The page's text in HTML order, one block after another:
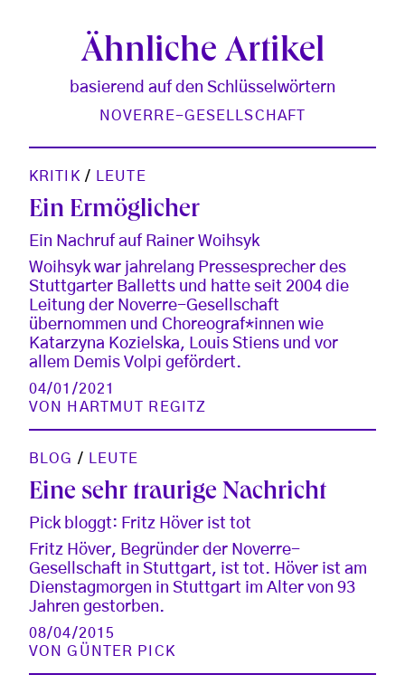
Ähnliche Artikel
basierend auf den Schlüsselwörtern
NOVERRE-GESELLSCHAFT
KRITIK / LEUTE
Ein Ermöglicher
Ein Nachruf auf Rainer Woihsyk
Woihsyk war jahrelang Pressesprecher des
Stuttgarter Balletts und hatte seit 2004 die
Leitung der Noverre-Gesellschaft
übernommen und Choreograf*innen wie
Katarzyna Kozielska, Louis Stiens und vor
allem Demis Volpi gefördert.
04/01/2021
VON
HARTMUT REGITZ
BLOG / LEUTE
Eine sehr traurige Nachricht
Pick bloggt: Fritz Höver ist tot
Fritz Höver, Begründer der Noverre-
Gesellschaft in Stuttgart, ist tot. Höver ist am
Dienstagmorgen in Stuttgart im Alter von 93
Jahren gestorben.
08/04/2015
VONGÜNTER PICK